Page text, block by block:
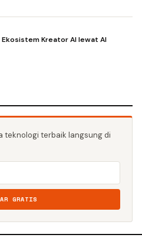
Kreator AI lewat AI
teknologi terbaik langsung di
GRATIS